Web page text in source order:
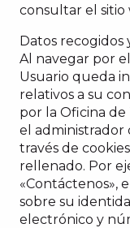
consultar el sitio
Datos recogidos
Al navegar por
Usuario queda
relativos a su
por la Oficina
el administrador
través de
rellenado. Por
«Contáctenos»,
sobre su
electrónico y